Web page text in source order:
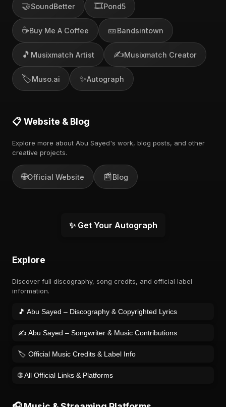
🤝SoundBetter 🎞️Pond5
☕Buy Me A Coffee 🎫Bandsintown
🎵 Musixmatch Artist ✍️Musixmatch Creator
🏷️Muso.ai ✨Autograph
📋 Website & Blog
Explore more about Abu Sayed's work, blog posts, and other
creative projects.
🌐Official Website 📰Blog
✨ Get Your Autograph
Explore
Discover full discography, song credits, and official label
information.
🎵 Abu Sayed – Discography & Copyrighted Lyrics
✍️ Abu Sayed – Songwriter & Music Contributions
🏷️ Official Music Credits & Label Info
🌐 All Official Links & Platforms